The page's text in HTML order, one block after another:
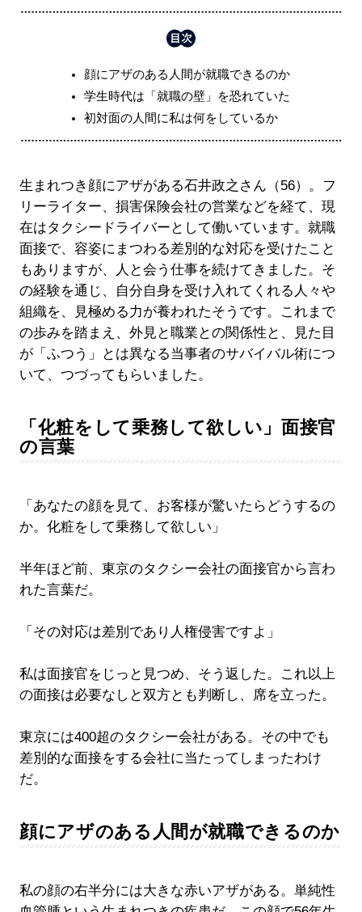
顔にアザのある人間が就職できるのか
学生時代は「就職の壁」を恐れていた
初対面の人間に私は何をしているか
生まれつき顔にアザがある石井政之さん（56）。フ
リーライター、損害保険会社の営業などを経て、現
在はタクシードライバーとして働いています。就職
面接で、容姿にまつわる差別的な対応を受けたこと
もありますが、人と会う仕事を続けてきました。そ
の経験を通じ、自分自身を受け入れてくれる人々や
組織を、見極める力が養われたそうです。これまで
の歩みを踏まえ、外見と職業との関係性と、見た目
が「ふつう」とは異なる当事者のサバイバル術につ
いて、つづってもらいました。
「化粧をして乗務して欲しい」面接官
の言葉
「あなたの顔を見て、お客様が驚いたらどうするの
か。化粧をして乗務して欲しい」
半年ほど前、東京のタクシー会社の面接官から言わ
れた言葉だ。
「その対応は差別であり人権侵害ですよ」
私は面接官をじっと見つめ、そう返した。これ以上
の面接は必要なしと双方とも判断し、席を立った。
東京には400超のタクシー会社がある。その中でも
差別的な面接をする会社に当たってしまったわけ
だ。
顔にアザのある人間が就職できるのか
私の顔の右半分には大きな赤いアザがある。単純性